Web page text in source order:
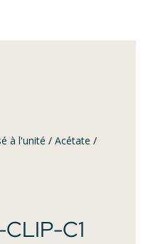
à l'unité /Acétate /
C1